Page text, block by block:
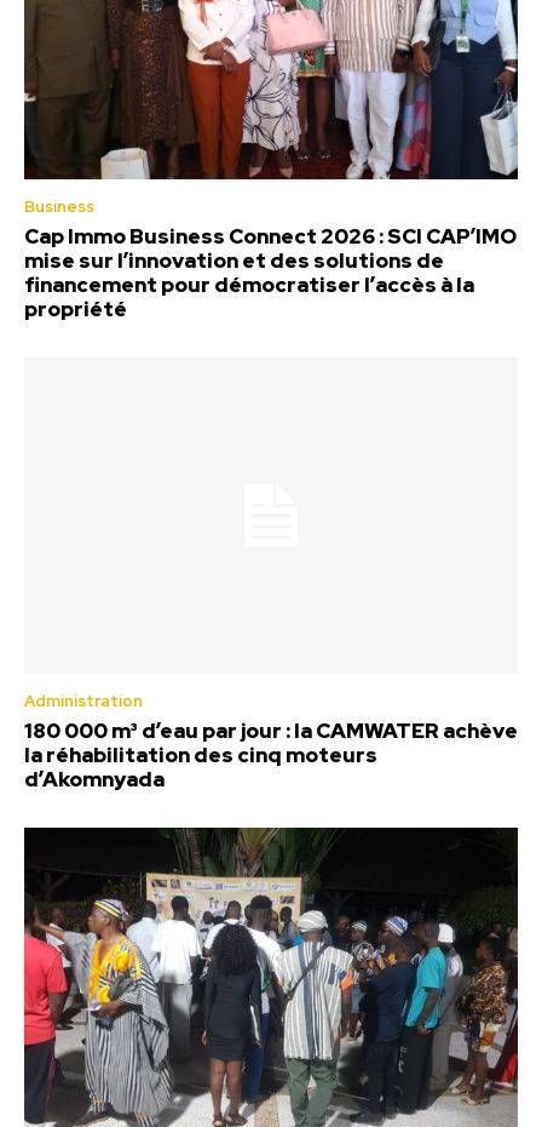
Business
Cap Immo Business Connect 2026 : SCI CAP’IMO
mise sur l’innovation et des solutions de
financement pour démocratiser l’accès à la
propriété
Administration
180 000 m³ d’eau par jour : la CAMWATER achève
la réhabilitation des cinq moteurs
d’Akomnyada